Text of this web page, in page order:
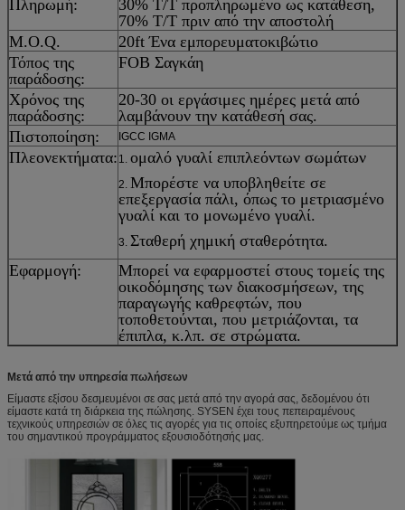
Πληρωμή:
30% T/T προπληρωμένο ως κατάθεση,
70% T/T πριν από την αποστολή
M.O.Q.
20ft Ένα εμπορευματοκιβώτιο
Τόπος της
παράδοσης:
FOB Σαγκάη
Χρόνος της
παράδοσης:
20-30 οι εργάσιμες ημέρες μετά από
λαμβάνουν την κατάθεσή σας.
Πιστοποίηση:
IGCC IGMA
Πλεονεκτήματα: 1. ομαλό γυαλί επιπλεόντων σωμάτων
2. Μπορέστε να υποβληθείτε σε
επεξεργασία πάλι, όπως το μετριασμένο
γυαλί και το μονωμένο γυαλί.
3. Σταθερή χημική σταθερότητα.
Εφαρμογή:
Μπορεί να εφαρμοστεί στους τομείς της
οικοδόμησης των διακοσμήσεων, της
παραγωγής καθρεφτών, που
τοποθετούνται, που μετριάζονται, τα
έπιπλα, κ.λπ. σε στρώματα.
Μετά από την υπηρεσία πωλήσεων
Είμαστε εξίσου δεσμευμένοι σε σας μετά από την αγορά σας, δεδομένου ότι
είμαστε κατά τη διάρκεια της πώλησης. SYSEN έχει τους πεπειραμένους
τεχνικούς υπηρεσιών σε όλες τις αγορές για τις οποίες εξυπηρετούμε ως τμήμα
του σημαντικού προγράμματος εξουσιοδότησής μας.